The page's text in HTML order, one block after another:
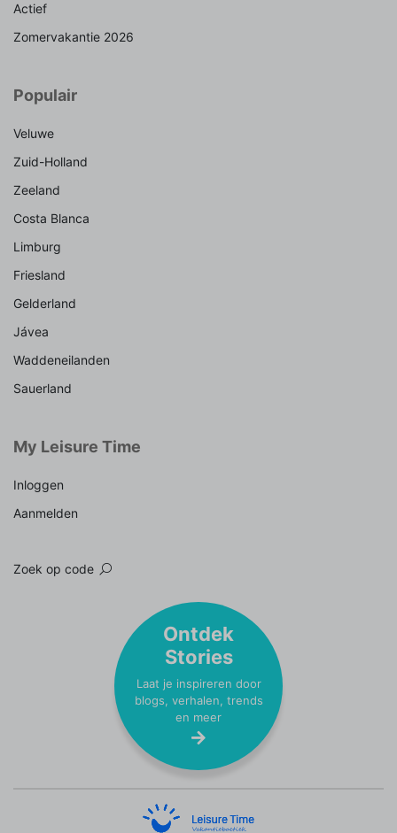
Actief
Zomervakantie 2026
Populair
Veluwe
Zuid-Holland
Zeeland
Costa Blanca
Limburg
Friesland
Gelderland
Jávea
Waddeneilanden
Sauerland
My Leisure Time
Inloggen
Aanmelden
Zoek op code
Ontdek
Stories
Laat je inspireren door
blogs, verhalen, trends
en meer